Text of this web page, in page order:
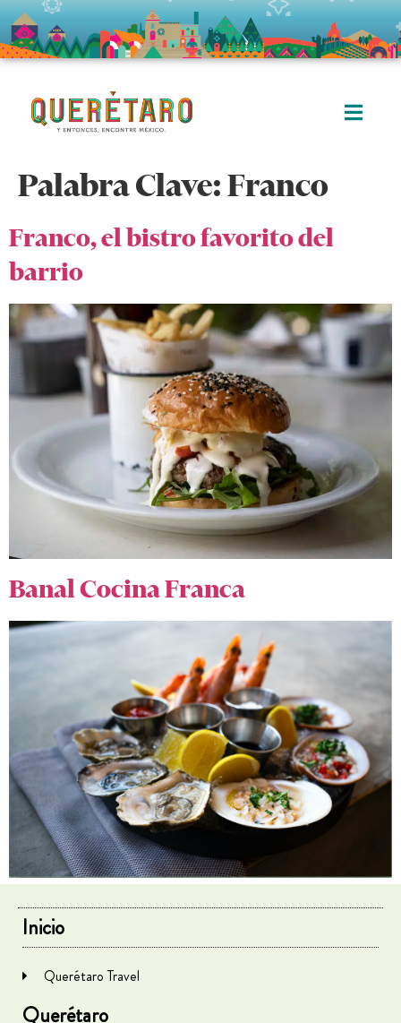
Palabra Clave:Franco
Franco, el bistro favorito del
barrio
Banal Cocina Franca
Inicio
Querétaro Travel
Querétaro